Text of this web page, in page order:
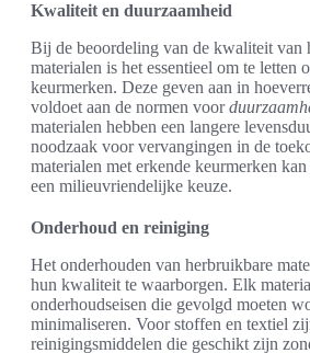
Kwaliteit en duurzaamheid
Bij de beoordeling van de kwaliteit van
materialen is het essentieel om te letten
keurmerken. Deze geven aan in
voldoet aan de normen voor
materialen hebben een langere
noodzaak voor vervangingen in de
materialen met erkende keurmerken
een milieuvriendelijke keuze.
Onderhoud en reiniging
Het onderhouden van herbruikbare
hun kwaliteit te waarborgen. Elk
onderhoudseisen die gevolgd moeten
minimaliseren. Voor stoffen en textiel
reinigingsmiddelen die geschikt zijn